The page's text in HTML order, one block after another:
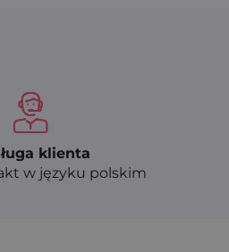
klienta
w języku polskim